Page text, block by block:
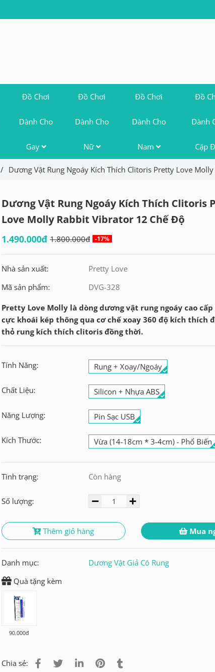
Đồ Chơi
Dành Cho
Gay
Đồ Chơi
Dành Cho
Nữ
Đồ Chơi
Dành Cho
Nam
Đồ
Dành
Cặp
/ Dương Vật Rung Ngoáy Kích Thích Clitoris Pretty Love
Dương Vật Rung Ngoáy Kích Thích Clitoris
Love Molly Rabbit Vibrator 12 Chế Độ
1.490.000đ 1.800.000đ -17%
Nhà sản xuất:
Pretty Love
Mã sản phẩm:
DVG-328
Pretty Love Molly là dòng dương vật rung ngoáy cao
cực khoái kép thông qua cơ chế xoay 360 độ kích thích
thỏ rung kích thích clitoris đồng thời.
Tính Năng: Rung + Xoay/Ngoáy
Chất Liệu: Silicon + Nhựa ABS
Năng Lượng: Pin Sạc USB
Kích Thước: Vừa (14-18cm * 3-4cm) - Phổ Biến
Tình trạng: Còn hàng
Số lượng:
Thêm giỏ hàng Mua
Danh mục:
Dương Vật Giả Có Rung
Quà tặng kèm
90.000đ
Chia sẻ: